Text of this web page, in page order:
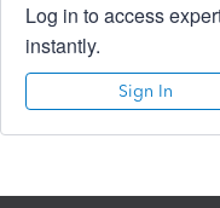
Log in to access
instantly.
Sign In